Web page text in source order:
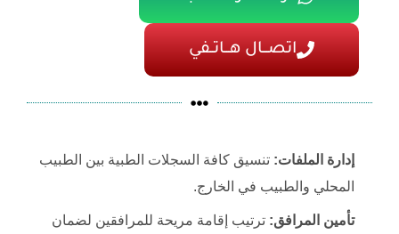
اتصـــال هـــاتــفي
إدارة الملفات: تنسيق كافة السجلات الطبية بين الطبيب
المحلي والطبيب في الخارج.
تأمين المرافق: ترتيب إقامة مريحة للمرافقين لضمان